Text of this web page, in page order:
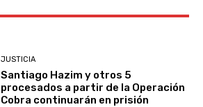
JUSTICIA
Santiago Hazim y otros 5
procesados a partir de la Operación
Cobra continuarán en prisión